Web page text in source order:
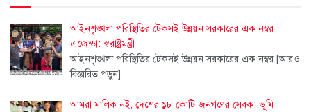
আইনশৃঙ্খলা পরিস্থিতির টেকসই উন্নয়ন সরকারের এক নম্বর
এজেন্ডা: স্বরাষ্ট্রমন্ত্রী
আইনশৃঙ্খলা পরিস্থিতির টেকসই উন্নয়ন সরকারের এক নম্বর [আরও
বিস্তারিত পড়ুন]
আমরা মালিক নই, দেশের ১৮ কোটি জনগণের সেবক: ভূমি